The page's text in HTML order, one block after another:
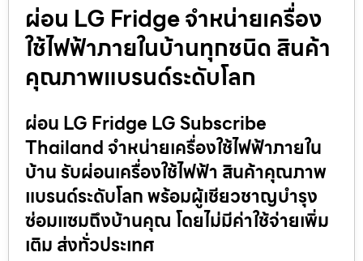
ผ่อน LG Fridge จำหน่ายเครื่อง
ใช้ไฟฟ้าภายในบ้านทุกชนิด สินค้า
คุณภาพแบรนด์ระดับโลก
ผ่อน LG Fridge LG Subscribe
Thailand จำหน่ายเครื่องใช้ไฟฟ้าภายใน
บ้าน รับผ่อนเครื่องใช้ไฟฟ้า สินค้าคุณภาพ
แบรนด์ระดับโลก พร้อมผู้เชียวชาญบำรุง
ซ่อมแซมถึงบ้านคุณ โดยไม่มีค่าใช้จ่ายเพิ่ม
เติม ส่งทั่วประเทศ